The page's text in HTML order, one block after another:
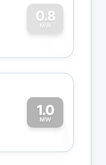
0.8
MW
0
1.0
MW1